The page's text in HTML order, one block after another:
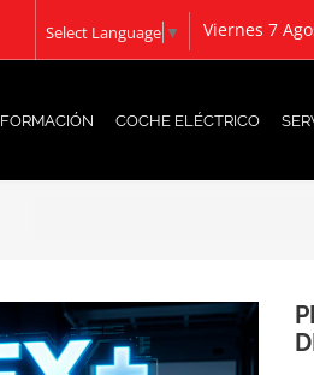
Select Language ▼ Viernes 7
FORMACIÓN COCHE ELÉCTRICO